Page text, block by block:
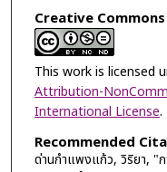
Creative
This work is licensed
Attribution-
International License.
Recommended
ด่านกำแพงแก้ว, วิริยา, "